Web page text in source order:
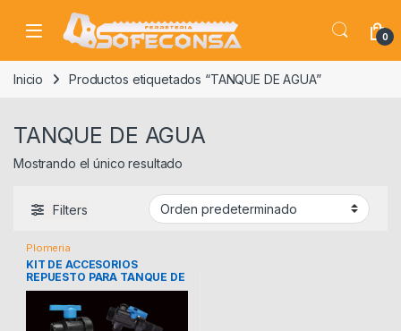
Skip to navigation
Skip to content
0
Inicio Productos etiquetados “TANQUE DE AGUA”
TANQUE DE AGUA
Mostrando el único resultado
Filters
Plomeria
KIT DE ACCESORIOS
REPUESTO PARA TANQUE DE
AGUA